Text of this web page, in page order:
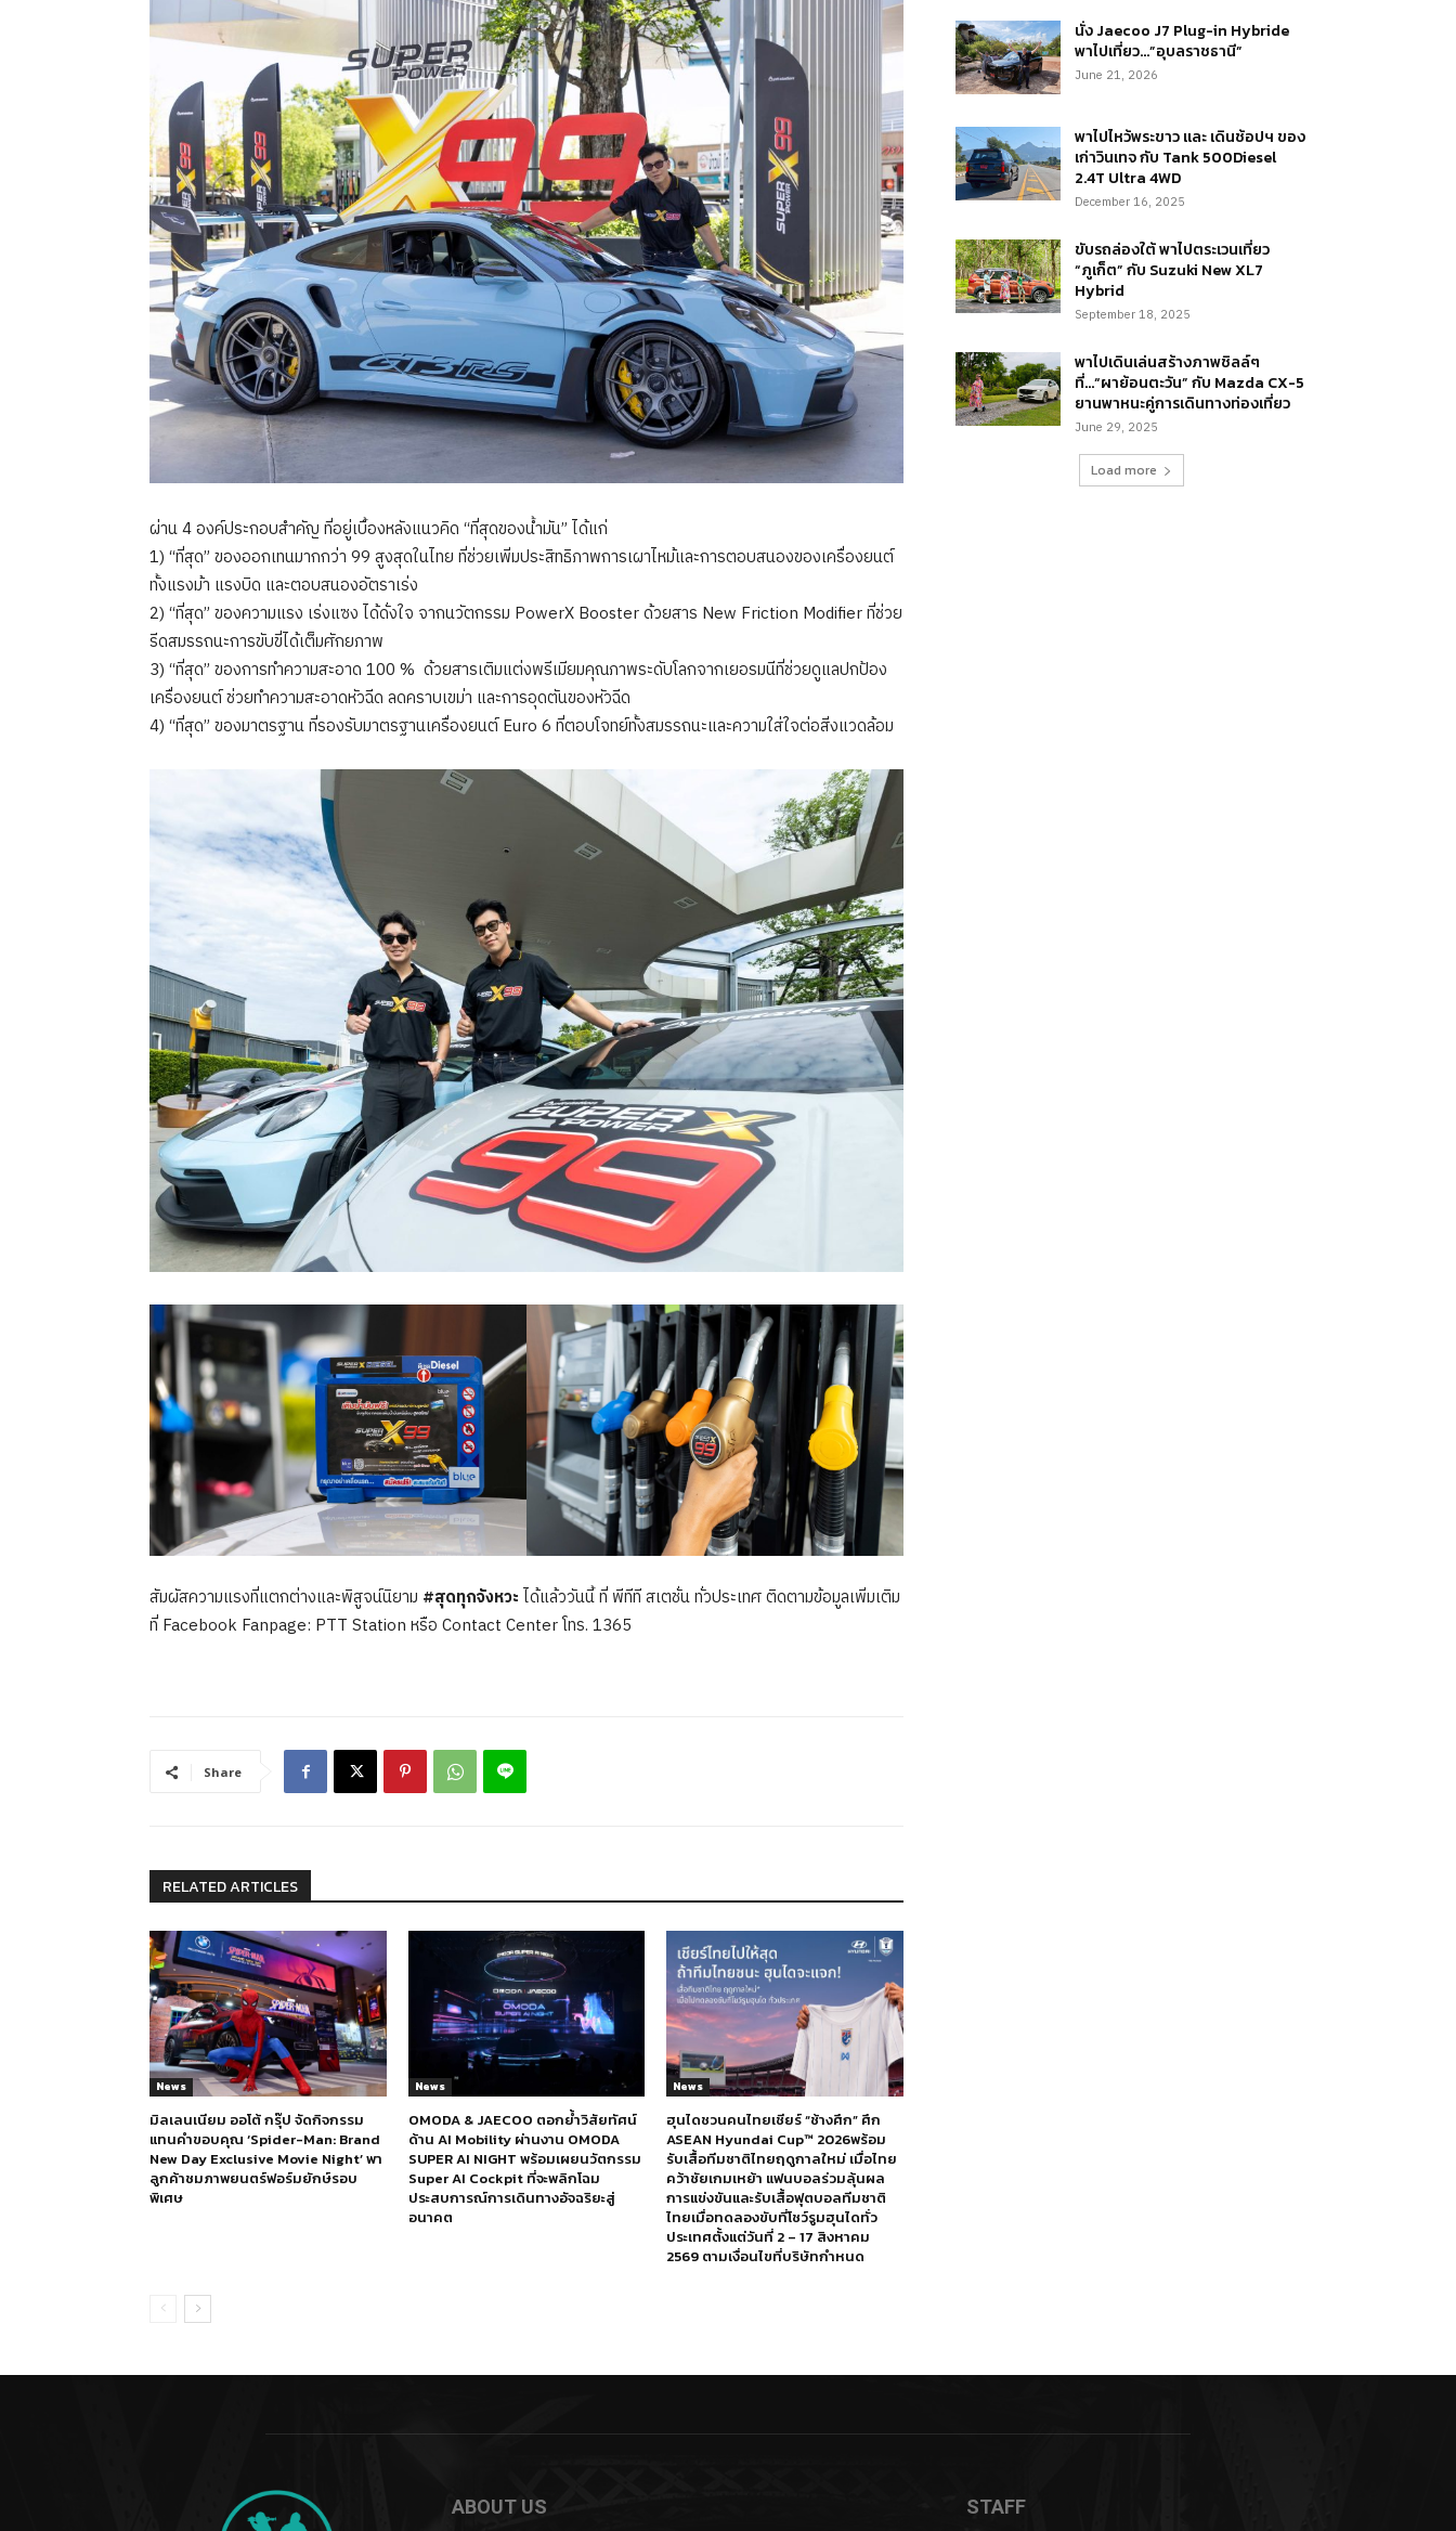
ผ่าน 4 องค์ประกอบสำคัญ ที่อยู่เบื้องหลังแนวคิด “ที่สุดของน้ำมัน” ได้แก่
1) “ที่สุด” ของออกเทนมากกว่า 99 สูงสุดในไทย ที่ช่วยเพิ่มประสิทธิภาพการเผาไหม้และการตอบสนองของเครื่องยนต์
ทั้งแรงม้า แรงบิด และตอบสนองอัตราเร่ง
2) “ที่สุด” ของความแรง เร่งแซง ได้ดั่งใจ จากนวัตกรรม PowerX Booster ด้วยสาร New Friction Modifier ที่ช่วย
รีดสมรรถนะการขับขี่ได้เต็มศักยภาพ
3) “ที่สุด” ของการทำความสะอาด 100 % ด้วยสารเติมแต่งพรีเมียมคุณภาพระดับโลกจากเยอรมนีที่ช่วยดูแลปกป้อง
เครื่องยนต์ ช่วยทำความสะอาดหัวฉีด ลดคราบเขม่า และการอุดตันของหัวฉีด
4) “ที่สุด” ของมาตรฐาน ที่รองรับมาตรฐานเครื่องยนต์ Euro 6 ที่ตอบโจทย์ทั้งสมรรถนะและความใส่ใจต่อสิ่งแวดล้อม
สัมผัสความแรงที่แตกต่างและพิสูจน์นิยาม #สุดทุกจังหวะ ได้แล้ววันนี้ ที่ พีทีที สเตชั่น ทั่วประเทศ ติดตามข้อมูลเพิ่มเติม
ที่ Facebook Fanpage: PTT Station หรือ Contact Center โทร. 1365
Share
RELATED ARTICLES
News
มิลเลนเนียม ออโต้ กรุ๊ป จัดกิจกรรม
แทนคำขอบคุณ ‘Spider-Man: Brand
New Day Exclusive Movie Night’ พา
ลูกค้าชมภาพยนตร์ฟอร์มยักษ์รอบ
พิเศษ
News
OMODA & JAECOO ตอกย้ำวิสัยทัศน์
ด้าน AI Mobility ผ่านงาน OMODA
SUPER AI NIGHT พร้อมเผยนวัตกรรม
Super AI Cockpit ที่จะพลิกโฉม
ประสบการณ์การเดินทางอัจฉริยะสู่
อนาคต
News
ฮุนไดชวนคนไทยเชียร์ “ช้างศึก” ศึก
ASEAN Hyundai Cup™ 2026พร้อม
รับเสื้อทีมชาติไทยฤดูกาลใหม่ เมื่อไทย
คว้าชัยเกมเหย้า แฟนบอลร่วมลุ้นผล
การแข่งขันและรับเสื้อฟุตบอลทีมชาติ
ไทยเมื่อทดลองขับที่โชว์รูมฮุนไดทั่ว
ประเทศตั้งแต่วันที่ 2 – 17 สิงหาคม
2569 ตามเงื่อนไขที่บริษัทกำหนด
นั่ง Jaecoo J7 Plug-in Hybride
พาไปเที่ยว…”อุบลราชธานี”
June 21, 2026
พาไปไหว้พระขาว และ เดินช้อปฯ ของ
เก่าวินเทจ กับ Tank 500Diesel
2.4T Ultra 4WD
December 16, 2025
ขับรถล่องใต้ พาไปตระเวนเที่ยว
“ภูเก็ต” กับ Suzuki New XL7
Hybrid
September 18, 2025
พาไปเดินเล่นสร้างภาพชิลล์ๆ
ที่…“ผาย้อนตะวัน” กับ Mazda CX-5
ยานพาหนะคู่การเดินทางท่องเที่ยว
June 29, 2025
Load more
ABOUT US STAFF